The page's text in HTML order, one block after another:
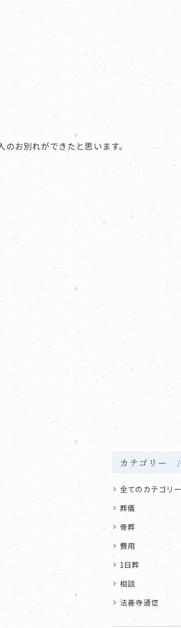
お別れができたと思います。
カテゴリー
全てのカテゴリー
葬儀
骨葬
費用
1日葬
相談
法善寺通信